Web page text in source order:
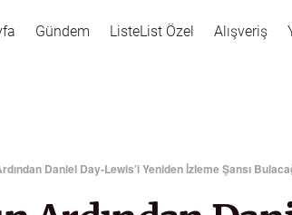
Gündem ListeList Özel Alışveriş
Daniel Day-Lewis’i Yeniden İzleme Şansı